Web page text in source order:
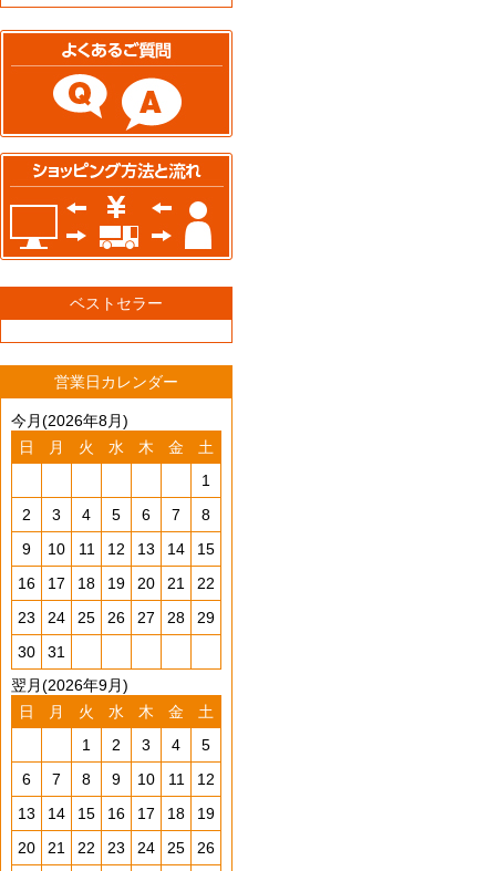
ベストセラー
営業日カレンダー
今月(2026年8月)
日
月 火 水 木 金
土
1
2
3 4 5 6 7
8
9
10 11 12 13 14
15
16
17 18 19 20 21
22
23
24 25 26 27 28
29
30
31
翌月(2026年9月)
日
月 火 水 木 金
土
1
2 3 4
5
6
7 8 9 10 11
12
13
14 15 16 17 18
19
20
21 22 23 24 25
26